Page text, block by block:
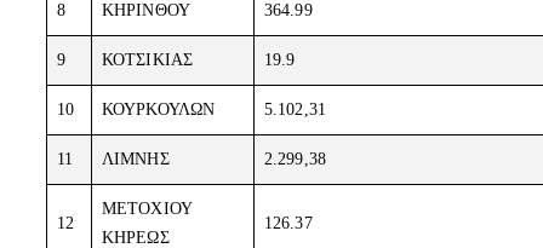
8 ΚΗΡΙΝΘΟΥ 364.99
9 ΚΟΤΣΙΚΙΑΣ 19.9
10 ΚΟΥΡΚΟΥΛΩΝ 5.102,31
11 ΛΙΜΝΗΣ 2.299,38
12
ΜΕΤΟΧΙΟΥ
ΚΗΡΕΩΣ
126.37